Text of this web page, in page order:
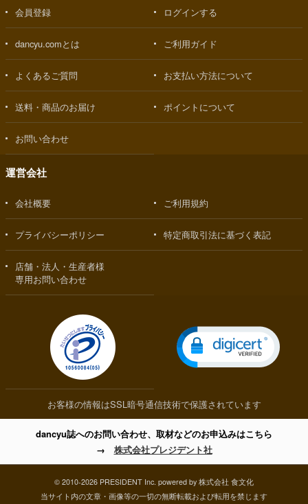
会員登録 ログインする
dancyu.comとは ご利用ガイド
よくあるご質問 お支払い方法について
送料・商品のお届け ポイントについて
お問い合わせ
運営会社
会社概要 ご利用規約
プライバシーポリシー 特定商取引法に基づく表記
店舗・法人・生産者様
専用お問い合わせ
お客様の情報はSSL暗号通信技術で保護されています
dancyu誌へのお問い合わせ、取材などのお申込みはこちら
→ 株式会社プレジデント社
© 2010-2026 PRESIDENT Inc. powered by 株式会社 食文化
当サイト内の文章・画像等の一切の無断転載および転用を禁じます